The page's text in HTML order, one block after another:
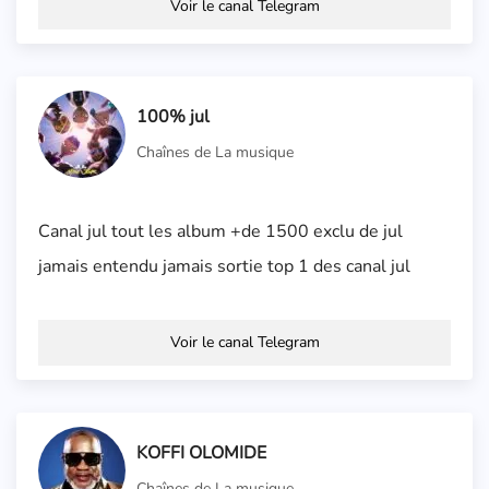
Voir le canal Telegram
100% jul
Chaînes de La musique
Canal jul tout les album +de 1500 exclu de jul
jamais entendu jamais sortie top 1 des canal jul
Voir le canal Telegram
KOFFI OLOMIDE